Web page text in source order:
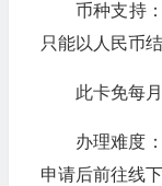
币种支持
只能以人民币
此卡免每
办理难度
申请后前往线